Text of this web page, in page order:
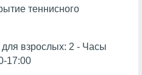
теннисного
для взрослых: 2 - Часы
17:00